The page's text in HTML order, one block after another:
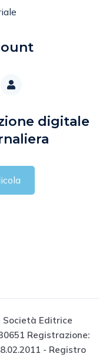
digitale
Editrice
Registrazione:
- Registro